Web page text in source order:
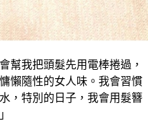
幫我把頭髮先用電棒捲過，
懶隨性的女人味。我會習慣
，特別的日子，我會用髮簪